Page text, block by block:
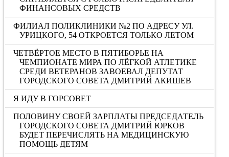
ФИНАНСОВЫХ СРЕДСТВ
ФИЛИАЛ ПОЛИКЛИНИКИ №2 ПО АДРЕСУ УЛ.
УРИЦКОГО, 54 ОТКРОЕТСЯ ТОЛЬКО ЛЕТОМ
ЧЕТВЁРТОЕ МЕСТО В ПЯТИБОРЬЕ НА
ЧЕМПИОНАТЕ МИРА ПО ЛЁГКОЙ АТЛЕТИКЕ
СРЕДИ ВЕТЕРАНОВ ЗАВОЕВАЛ ДЕПУТАТ
ГОРОДСКОГО СОВЕТА ДМИТРИЙ АКИШЕВ
Я ИДУ В ГОРСОВЕТ
ПОЛОВИНУ СВОЕЙ ЗАРПЛАТЫ ПРЕДСЕДАТЕЛЬ
ГОРОДСКОГО СОВЕТА ДМИТРИЙ ЮРКОВ
БУДЕТ ПЕРЕЧИСЛЯТЬ НА МЕДИЦИНСКУЮ
ПОМОЩЬ ДЕТЯМ